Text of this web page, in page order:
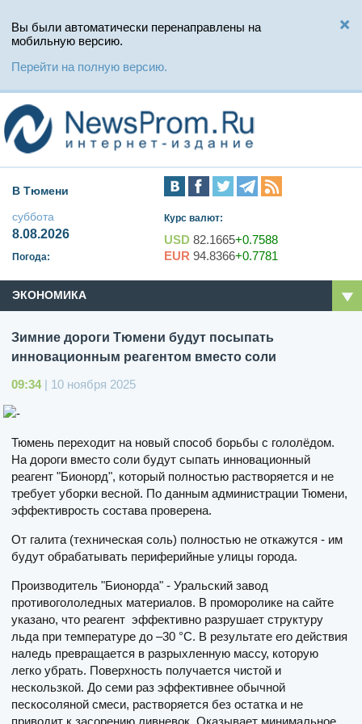
Вы были автоматически перенаправлены на
мобильную версию.
Перейти на полную версию.
В Тюмени
суббота
8.08.2026
Погода:
Курс валют:
USD 82.1665+0.7588
EUR 94.8366+0.7781
ЭКОНОМИКА
Зимние дороги Тюмени будут посыпать
инновационным реагентом вместо соли
09:34| 10 ноября 2025
Тюмень переходит на новый способ борьбы с гололёдом.
На дороги вместо соли будут сыпать инновационный
реагент "Бионорд", который полностью растворяется и не
требует уборки весной. По данным администрации Тюмени,
эффективрость состава проверена.
От галита (техническая соль) полностью не откажутся - им
будут обрабатывать периферийные улицы города.
Производитель "Бионорда" - Уральский завод
противогололедных материалов. В проморолике на сайте
указано, что реагент эффективно разрушает структуру
льда при температуре до –30 °C. В результате его действия
наледь превращается в разрыхленную массу, которую
легко убрать. Поверхность получается чистой и
нескользкой. До семи раз эффективнее обычной
пескосоляной смеси, растворяется без остатка и не
приводит к засорению ливневок. Оказывает минимальное